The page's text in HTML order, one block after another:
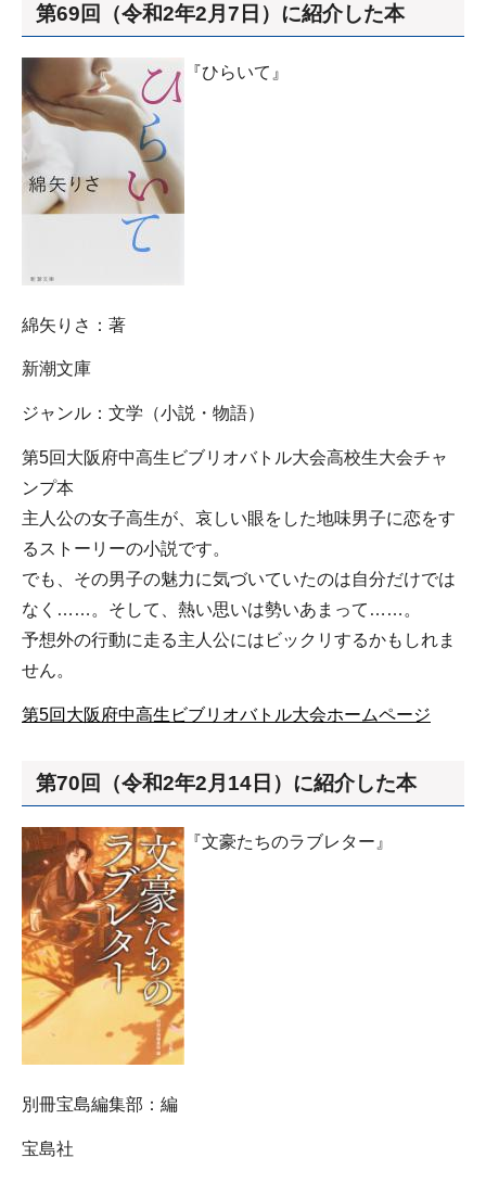
第69回（令和2年2月7日）に紹介した本
『ひらいて』
綿矢りさ：著
新潮文庫
ジャンル：文学（小説・物語）
第5回大阪府中高生ビブリオバトル大会高校生大会チャ
ンプ本
主人公の女子高生が、哀しい眼をした地味男子に恋をす
るストーリーの小説です。
でも、その男子の魅力に気づいていたのは自分だけでは
なく……。そして、熱い思いは勢いあまって……。
予想外の行動に走る主人公にはビックリするかもしれま
せん。
第5回大阪府中高生ビブリオバトル大会ホームページ
第70回（令和2年2月14日）に紹介した本
『文豪たちのラブレター』
別冊宝島編集部：編
宝島社